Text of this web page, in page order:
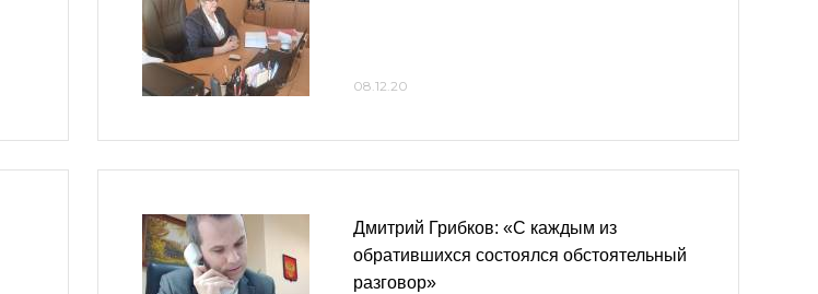
08.12.20
Дмитрий Грибков: «С каждым из
обратившихся состоялся обстоятельный
разговор»